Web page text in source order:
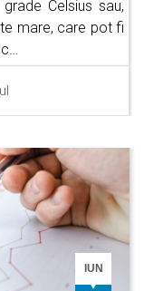
Celsius sau,
mare, care pot fi
IUN